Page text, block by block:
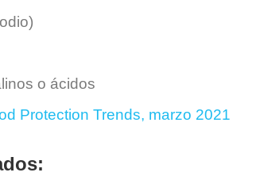
o ácidos
Protection Trends, marzo 2021